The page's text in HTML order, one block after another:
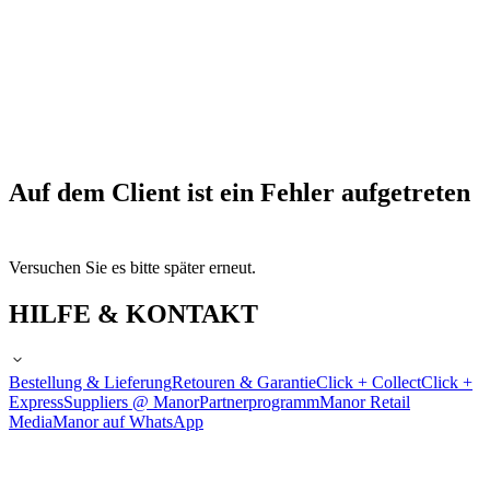
Auf dem Client ist ein Fehler aufgetreten
Versuchen Sie es bitte später erneut.
HILFE & KONTAKT
Bestellung & LieferungRetouren & GarantieClick + CollectClick +
ExpressSuppliers @ ManorPartnerprogrammManor Retail
MediaManor auf WhatsApp